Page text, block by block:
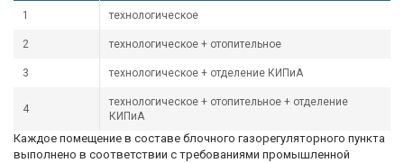
1 технологическое
2 технологическое + отопительное
3 технологическое + отделение КИПиА
4
технологическое + отопительное + отделение
КИПиА
Каждое помещение в составе блочного газорегуляторного пункта
выполнено в соответствии с требованиями промышленной